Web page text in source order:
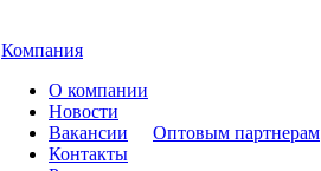
Компания
О компании
Новости
Вакансии
Контакты
Оптовым партнерам